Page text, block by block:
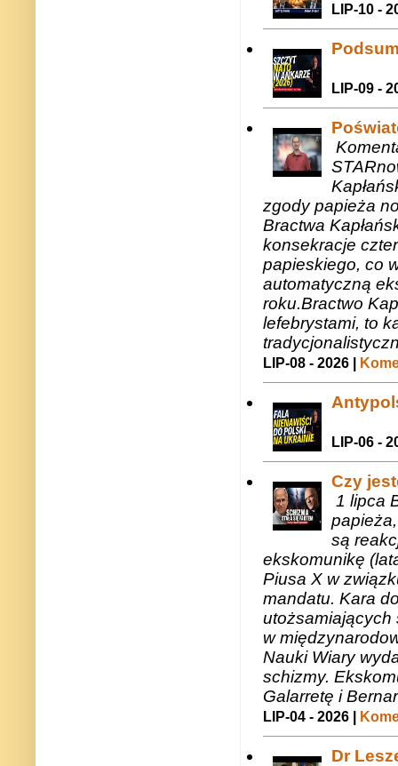
LIP-10 -
LIP-09 -
zgody papieża
Bractwa
konsekracje
papieskiego, co
automatyczną
roku.Bractwo
lefebrystami, to
LIP-08 - 2026 |
LIP-06 -
Czy
1 lipca
są
ekskomunikę
Piusa X w
mandatu. Kara
utożsamiających
w
Nauki Wiary
schizmy.
Galarretę i
LIP-04 - 2026 |
Dr